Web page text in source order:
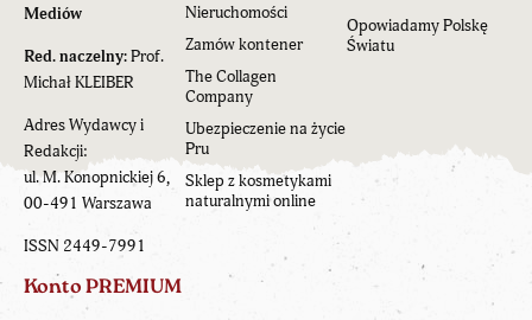
Mediów
Red. naczelny:Prof.
Michał KLEIBER
Adres Wydawcy i
Redakcji:
ul. M. Konopnickiej 6,
00-491 Warszawa
ISSN 2449-7991
Nieruchomości
Zamów kontener
The Collagen
Company
Ubezpieczenie na życie
Pru
Sklep z kosmetykami
naturalnymi online
Opowiadamy Polskę
Światu
Konto PREMIUM